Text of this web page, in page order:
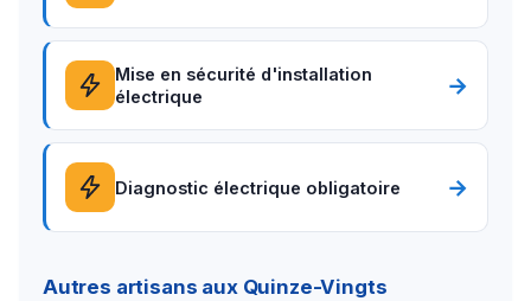
Mise en sécurité d'installation
électrique
→
Diagnostic électrique obligatoire →
Autres artisans aux Quinze-Vingts